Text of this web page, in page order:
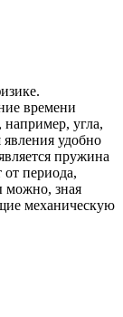
времени
угла,
удобно
пружина
от периода,
можно, зная
механическую